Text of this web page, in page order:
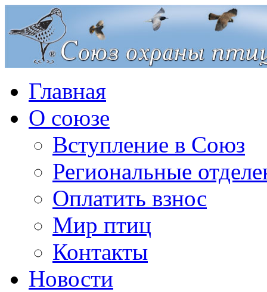
Главная
О союзе
Вступление в Союз
Региональные
Оплатить взнос
Мир птиц
Контакты
Новости